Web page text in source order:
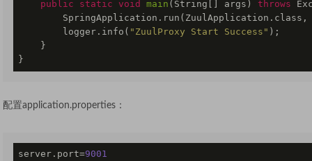
public static void main (String[] args) throws
SpringApplication.run(ZuulApplication.class,
        logger.info(
"ZuulProxy Start Success" );
    }
}
配置application.properties：
server.port=9001